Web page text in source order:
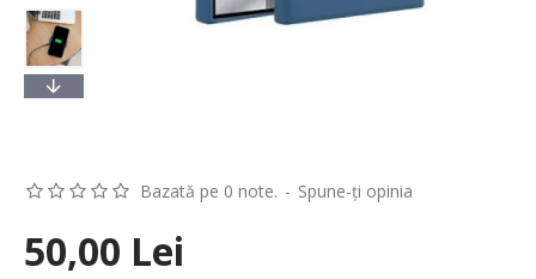
Bazată pe 0 note. - Spune-ţi opinia
50,00 Lei